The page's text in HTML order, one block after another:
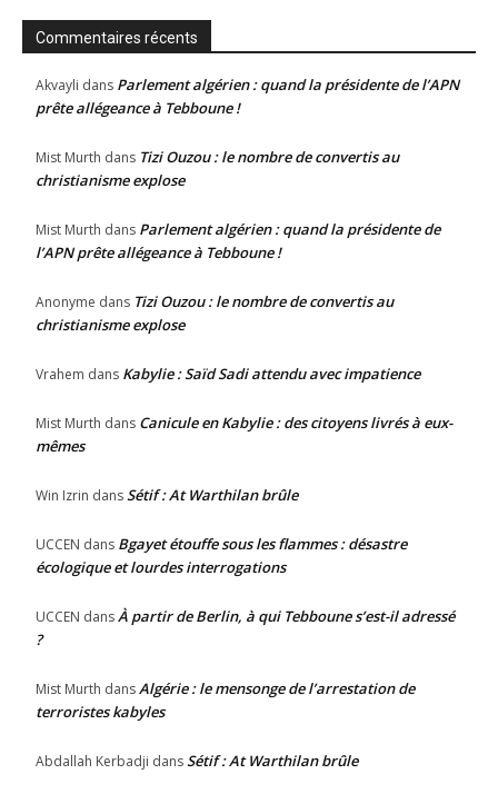
Commentaires récents
Akvayli dans Parlement algérien : quand la présidente de l’APN
prête allégeance à Tebboune !
Mist Murth dans Tizi Ouzou : le nombre de convertis au
christianisme explose
Mist Murth dans Parlement algérien : quand la présidente de
l’APN prête allégeance à Tebboune !
Anonyme dans Tizi Ouzou : le nombre de convertis au
christianisme explose
Vrahem dans Kabylie : Saïd Sadi attendu avec impatience
Mist Murth dans Canicule en Kabylie : des citoyens livrés à eux-
mêmes
Win Izrin dansSétif : At Warthilan brûle
UCCEN dans Bgayet étouffe sous les flammes : désastre
écologique et lourdes interrogations
UCCEN dansÀ partir de Berlin, à qui Tebboune s’est-il adressé
?
Mist Murth dansAlgérie : le mensonge de l’arrestation de
terroristes kabyles
Abdallah Kerbadji dansSétif : At Warthilan brûle